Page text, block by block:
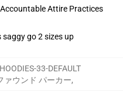
Attire Practices
saggy go 2 sizes up
33-DEFAULT
ァウンド パーカー,